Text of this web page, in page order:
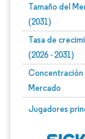
Tamaño del
(2031)
Tasa de
(2026 - 2031)
Concentración
Mercado
Jugadores
Imagen © Mordor